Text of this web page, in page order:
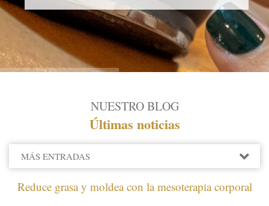
NUESTRO BLOG
Últimas noticias
MÁS ENTRADAS
2022
2021
​Reduce grasa y moldea con la mesoterapia corporal